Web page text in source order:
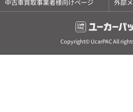
中古車買取事業者様向けページ 外部
Copyright© UcarPAC All